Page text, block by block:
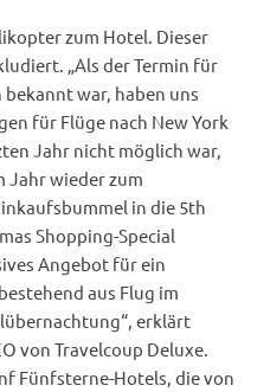
zum Hotel. Dieser
„Als der Termin für
war, haben uns
für Flüge nach New York
Jahr nicht möglich war,
Jahr wieder zum
in die 5th
Shopping-Special
Angebot für ein
aus Flug im
erklärt
von Travelcoup Deluxe.
Fünfsterne-Hotels, die von